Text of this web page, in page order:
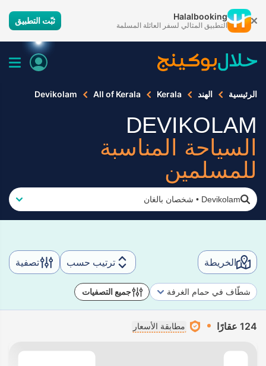
Halalbooking
التطبيق المثالي لسفر العائلة المسلمة ثبّت التطبيق
الرئيسية الهند Kerala
All of Kerala
Devikolam
DEVIKOLAM
السياحة المناسبة
للمسلمين
Devikolam
• شخصان بالغان
الخريطة ترتيب حسب تصفية
شطّاف في حمام الغرفة جميع التصفيات
124 عقارًا مطابقة الأسعار